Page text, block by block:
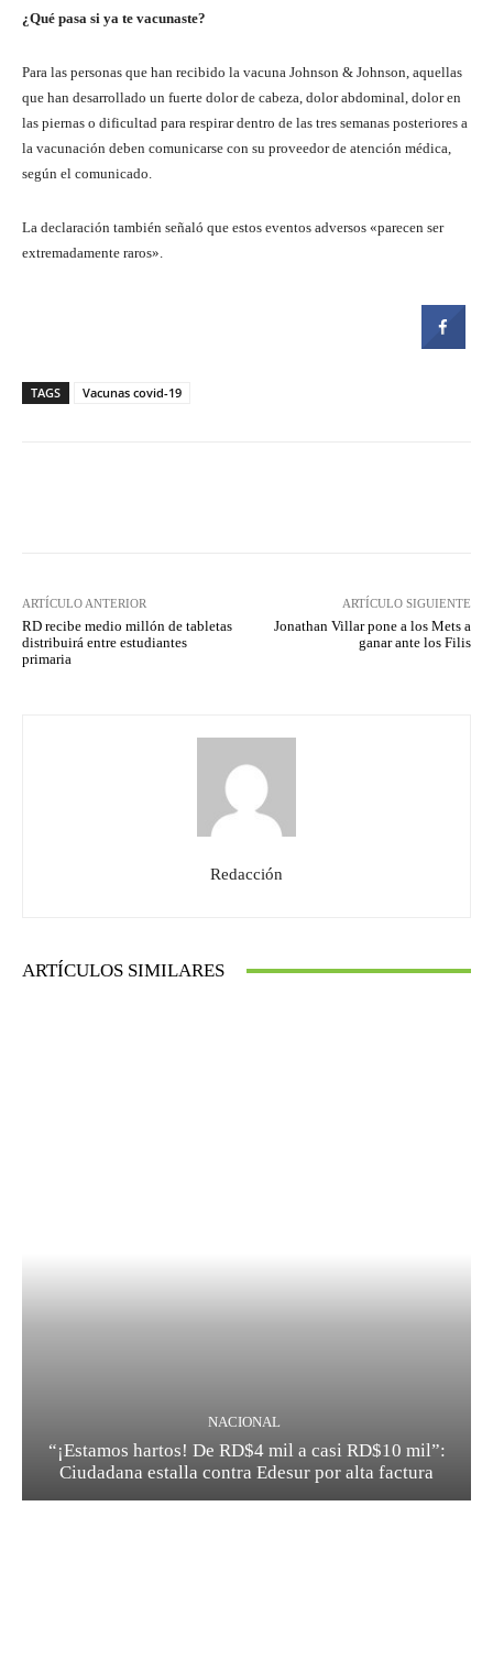
¿Qué pasa si ya te vacunaste?
Para las personas que han recibido la vacuna Johnson & Johnson, aquellas
que han desarrollado un fuerte dolor de cabeza, dolor abdominal, dolor en
las piernas o dificultad para respirar dentro de las tres semanas posteriores a
la vacunación deben comunicarse con su proveedor de atención médica,
según el comunicado.
La declaración también señaló que estos eventos adversos «parecen ser
extremadamente raros».
TAGS Vacunas covid-19
ARTÍCULO ANTERIOR
RD recibe medio millón de tabletas
distribuirá entre estudiantes
primaria
ARTÍCULO SIGUIENTE
Jonathan Villar pone a los Mets a
ganar ante los Filis
Redacción
ARTÍCULOS SIMILARES
NACIONAL
“¡Estamos hartos! De RD$4 mil a casi RD$10 mil”:
Ciudadana estalla contra Edesur por alta factura